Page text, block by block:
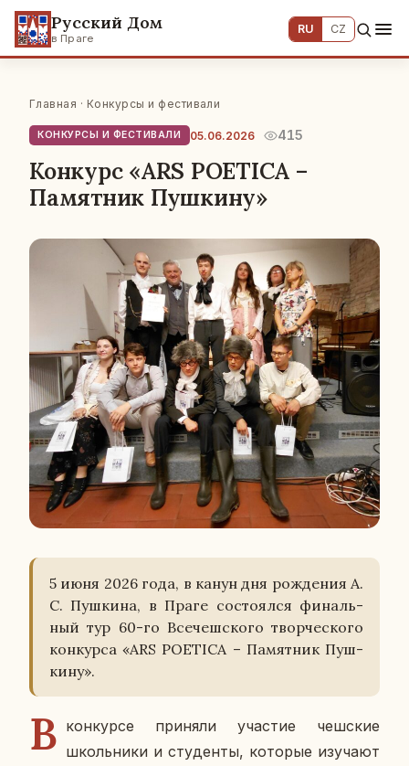
Русский Дом
в Праге
RU CZ
Главная · Конкурсы и фестивали
КОНКУРСЫ И ФЕСТИВАЛИ 05.06.2026 415
Конкурс «ARS POETICA –
Памятник Пушкину»
5 июня 2026 года, в канун дня рож­де­ния А.
С. Пуш­ки­на, в Праге со­сто­ял­ся фи­наль­
ный тур 60-го Все­чеш­ско­го твор­че­ско­го
кон­кур­са «ARS POETICA – Па­мят­ник Пуш­
ки­ну».
В кон­кур­се при­ня­ли уча­стие чеш­ские
школь­ни­ки и сту­ден­ты, ко­то­рые изу­ча­ют